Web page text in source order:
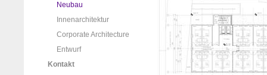
Neubau
Innenarchitektur
Corporate Architecture
Entwurf
Kontakt